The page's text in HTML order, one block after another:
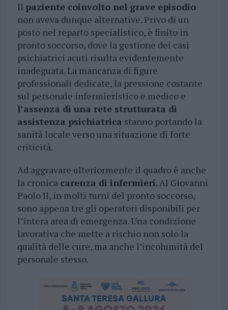
Il paziente coinvolto nel grave episodio
non aveva dunque alternative. Privo di un
posto nel reparto specialistico, è finito in
pronto soccorso, dove la gestione dei casi
psichiatrici acuti risulta evidentemente
inadeguata. La mancanza di figure
professionali dedicate, la pressione costante
sul personale infermieristico e medico e
l’assenza di una rete strutturata di
assistenza psichiatrica stanno portando la
sanità locale verso una situazione di forte
criticità.
Ad aggravare ulteriormente il quadro è anche
la cronica carenza di infermieri. Al Giovanni
Paolo II, in molti turni del pronto soccorso,
sono appena tre gli operatori disponibili per
l’intera area di emergenza. Una condizione
lavorativa che mette a rischio non solo la
qualità delle cure, ma anche l’incolumità del
personale stesso.